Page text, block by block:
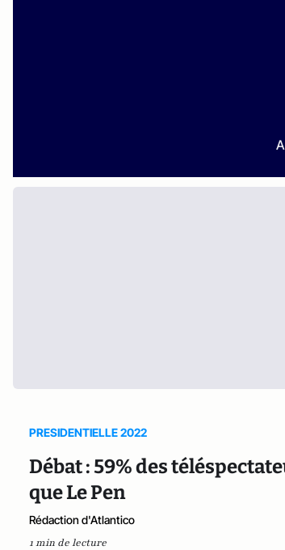
PRESIDENTIELLE 2022
Débat : 59% des
que Le Pen
Rédaction d'Atlantico
1 min de lecture